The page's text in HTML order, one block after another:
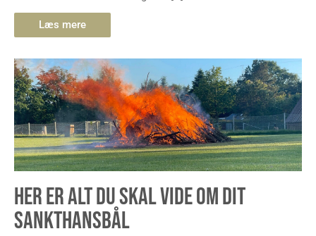
Læs mere
HER ER ALT DU SKAL VIDE OM DIT
SANKTHANSBÅL